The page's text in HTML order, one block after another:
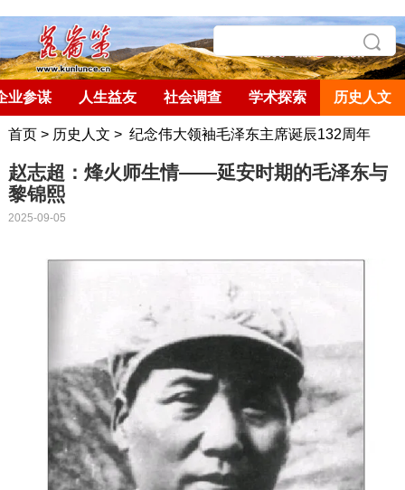
业参谋 人生益友 社会调查 学术探索 历史人文
首页> 历史人文 > 纪念伟大领袖毛泽东主席诞辰132周年
赵志超：烽火师生情——延安时期的毛泽东与
黎锦熙
2025-09-05